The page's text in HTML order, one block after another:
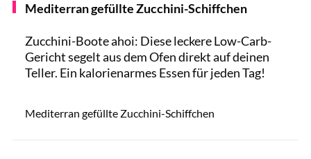
Mediterran gefüllte Zucchini-Schiffchen
Zucchini-Boote ahoi: Diese leckere Low-Carb-
Gericht segelt aus dem Ofen direkt auf deinen
Teller. Ein kalorienarmes Essen für jeden Tag!
Mediterran gefüllte Zucchini-Schiffchen